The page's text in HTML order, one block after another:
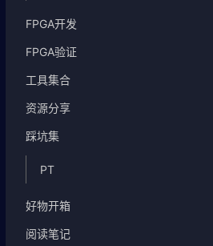
FPGA开发
FPGA验证
工具集合
资源分享
踩坑集
PT
好物开箱
阅读笔记